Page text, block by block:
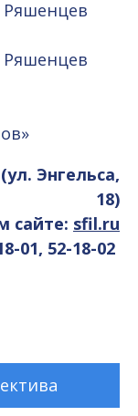
Ряшенцев
Ряшенцев
Энгельса,
18)
сайте: sfil.ru
01, 52-18-02